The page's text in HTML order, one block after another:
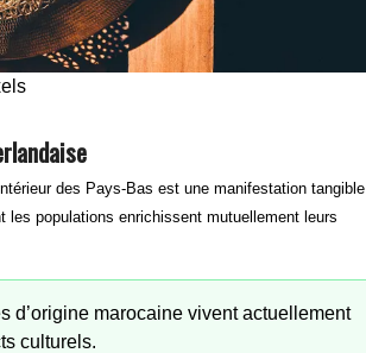
des Pays-Bas est une manifestation tangible
les populations enrichissent mutuellement leurs
d’origine marocaine vivent actuellement
culturels.